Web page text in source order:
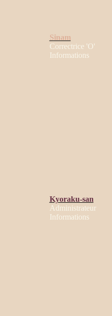
Sinam
Correctrice 'O'
Informations
Kyoraku-san
Administrateur
Informations